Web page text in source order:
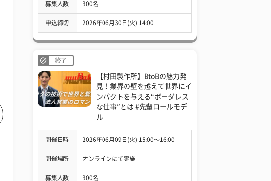
募集人数 300名
申込締切 2026年06月30日(火) 14:00
終了
【村田製作所】BtoBの魅力発
見！業界の壁を越えて世界にイ
ンパクトを与える“ボーダレス
な仕事”とは #先輩ロールモデ
ル
開催日時 2026年06月09日(火) 15:00〜16:00
開催場所 オンラインにて実施
募集人数 300名